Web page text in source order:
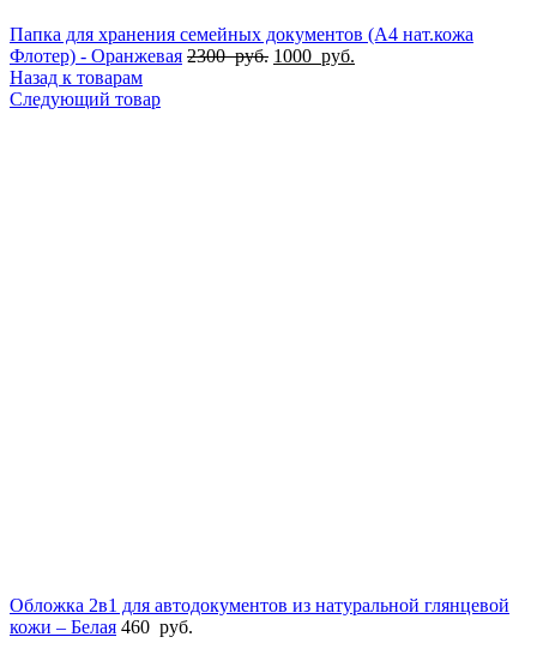
Папка для хранения семейных документов (А4 нат.кожа
Флотер) - Оранжевая 2300руб. 1000 руб.
Назад к товарам
Следующий товар
Обложка 2в1 для автодокументов из натуральной глянцевой
кожи – Белая 460 руб.